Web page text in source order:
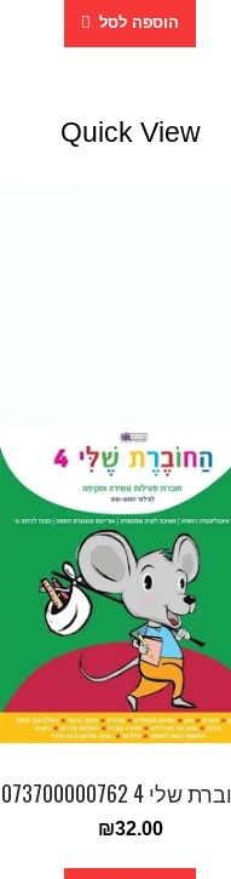
הוספה לסל
Quick View
4 073700000762
₪32.00